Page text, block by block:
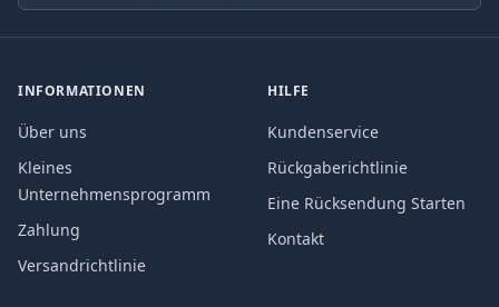
INFORMATIONEN
Über uns
Kleines
Unternehmensprogramm
Zahlung
Versandrichtlinie
HILFE
Kundenservice
Rückgaberichtlinie
Eine Rücksendung Starten
Kontakt